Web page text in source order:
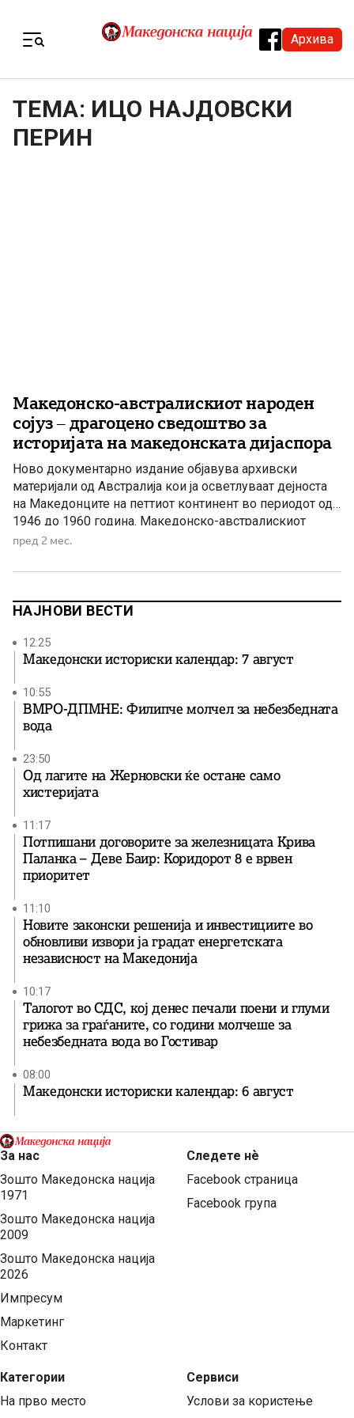
Архива
ТЕМА: ИЦО НАЈДОВСКИ
ПЕРИН
Македонско-австралискиот народен
сојуз – драгоцено сведоштво за
историјата на македонската дијаспора
Ново документарно издание објавува архивски
материјали од Австралија кои ја осветлуваат дејноста
на Македонците на петтиот континент во периодот од
1946 до 1960 година. Македонско-австралискиот
народен сојуз – сведоштво за организираноста и
наши раце дојде едно исклучително вредно
придонес за историјата на македонската емиграција […]
пред 2 мес.
НАЈНОВИ ВЕСТИ
12:25
Македонски историски календар: 7 август
10:55
ВМРО-ДПМНЕ: Филипче молчел за небезбедната
вода
23:50
Од лагите на Жерновски ќе остане само
хистеријата
11:17
Потпишани договорите за железницата Крива
Паланка – Деве Баир: Коридорот 8 е врвен
приоритет
11:10
Новите законски решенија и инвестициите во
обновливи извори ја градат енергетската
независност на Македонија
10:17
Талогот во СДС, кој денес печали поени и глуми
грижа за граѓаните, со години молчеше за
небезбедната вода во Гостивар
08:00
Македонски историски календар: 6 август
За нас
Зошто Македонска нација
1971
Зошто Македонска нација
2009
Зошто Македонска нација
2026
Импресум
Маркетинг
Контакт
Категории
На прво место
Следете нѐ
Facebook страница
Facebook група
Сервиси
Услови за користење